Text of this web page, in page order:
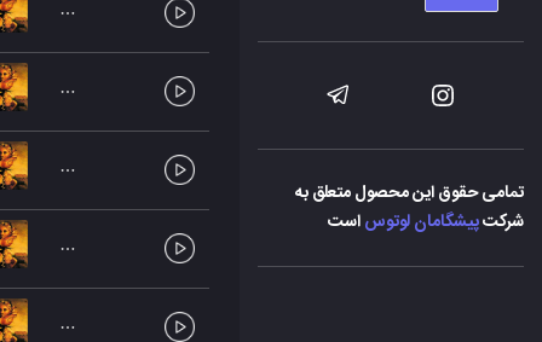
تمامی حقوق این محصول متعلق به
شرکتپیشگامان لوتوساست